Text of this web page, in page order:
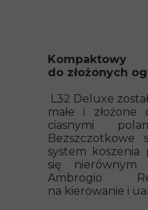
do złożonych
L32 Deluxe
małe i
ciasnymi
Bezszczotkowe
system koszenia
się nierównym
Ambrogio
na kierowanie i